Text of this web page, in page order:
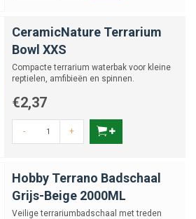
CeramicNature Terrarium
Bowl XXS
Compacte terrarium waterbak voor kleine
reptielen, amfibieën en spinnen.
€2,37
- +
Hobby Terrano Badschaal
Grijs-Beige 2000ML
Veilige terrariumbadschaal met treden